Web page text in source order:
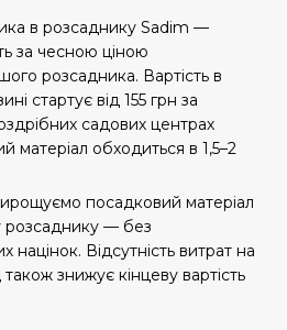
в розсаднику Sadim —
за чесною ціною
розсадника. Вартість в
стартує від 155 грн за
садових центрах
матеріал обходиться в 1,5–2
посадковий матеріал
розсаднику — без
націнок. Відсутність витрат на
знижує кінцеву вартість